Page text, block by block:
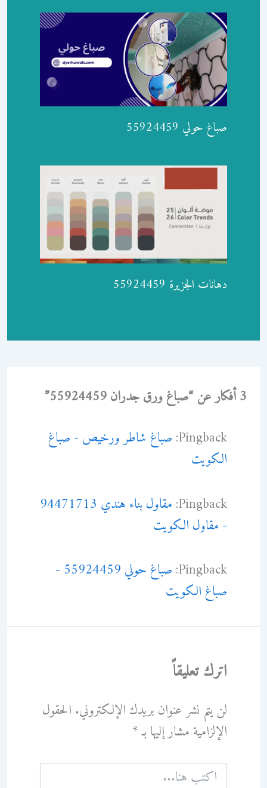
صباغ حولي 55924459
دهانات الجزيرة 55924459
3 أفكار عن “صباغ ورق جدران 55924459”
Pingback: صباغ شاطر ورخيص - صباغ
الكويت
Pingback:
مقاول بناء هندي 94471713
- مقاول الكويت
Pingback:
صباغ حولي 55924459 -
صباغ الكويت
اترك تعليقاً
لن يتم نشر عنوان بريدك الإلكتروني. الحقول
الإلزامية مشار إليها بـ*
اكتب
هنا...